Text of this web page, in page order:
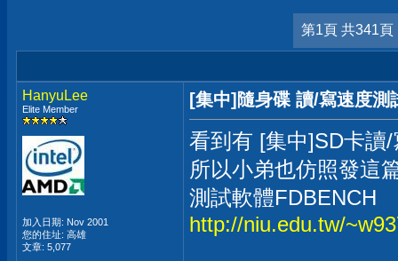
第1頁 共341頁
HanyuLee
Elite Member
加入日期: Nov 2001
您的住址: 高雄
文章: 5,077
[集中]隨身碟 讀/寫速度測
看到有 [集中]SD卡讀
所以小弟也仿照發這
測試軟體FDBENCH
http://niu.edu.tw/